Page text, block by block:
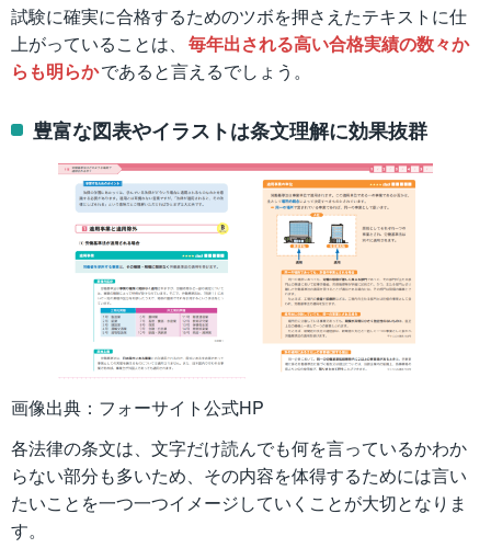
試験に確実に合格するためのツボを押さえたテキストに仕
上がっていることは、 毎年出される高い合格実績の数々か
らも明らかであると言えるでしょう。
豊富な図表やイラストは条文理解に効果抜群
画像出典：フォーサイト公式HP
各法律の条文は、文字だけ読んでも何を言っているかわか
らない部分も多いため、その内容を体得するためには言い
たいことを一つ一つイメージしていくことが大切となりま
す。